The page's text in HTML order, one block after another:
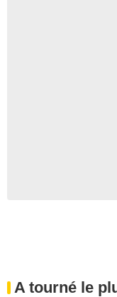
A tourné le